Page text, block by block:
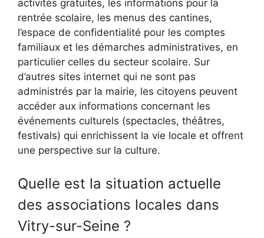
activités gratuites, les informations pour la
rentrée scolaire, les menus des cantines,
l’espace de confidentialité pour les comptes
familiaux et les démarches administratives, en
particulier celles du secteur scolaire. Sur
d’autres sites internet qui ne sont pas
administrés par la mairie, les citoyens peuvent
accéder aux informations concernant les
événements culturels (spectacles, théâtres,
festivals) qui enrichissent la vie locale et offrent
une perspective sur la culture.
Quelle est la situation actuelle
des associations locales dans
Vitry-sur-Seine ?